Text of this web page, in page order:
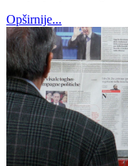
Opširnije...